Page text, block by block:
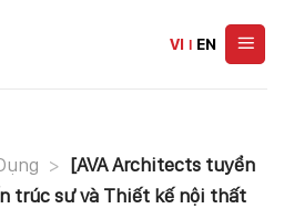
VI | EN
> [AVA Architects tuyển
trúc sư và Thiết kế nội thất